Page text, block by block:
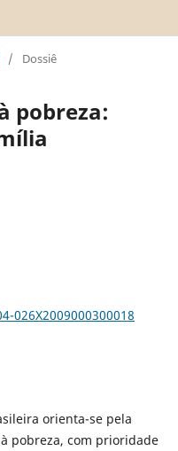
/ Dossiê
pobreza:
026X2009000300018
orienta-se pela
pobreza, com prioridade